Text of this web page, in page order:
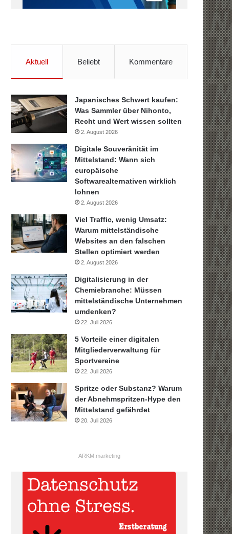
Aktuell Beliebt Kommentare
Japanisches Schwert kaufen:
Was Sammler über Nihonto,
Recht und Wert wissen sollten
2. August 2026
Digitale Souveränität im
Mittelstand: Wann sich
europäische
Softwarealternativen wirklich
lohnen
2. August 2026
Viel Traffic, wenig Umsatz:
Warum mittelständische
Websites an den falschen
Stellen optimiert werden
2. August 2026
Digitalisierung in der
Chemiebranche: Müssen
mittelständische Unternehmen
umdenken?
22. Juli 2026
5 Vorteile einer digitalen
Mitgliederverwaltung für
Sportvereine
22. Juli 2026
Spritze oder Substanz? Warum
der Abnehmspritzen-Hype den
Mittelstand gefährdet
20. Juli 2026
ARKM.marketing